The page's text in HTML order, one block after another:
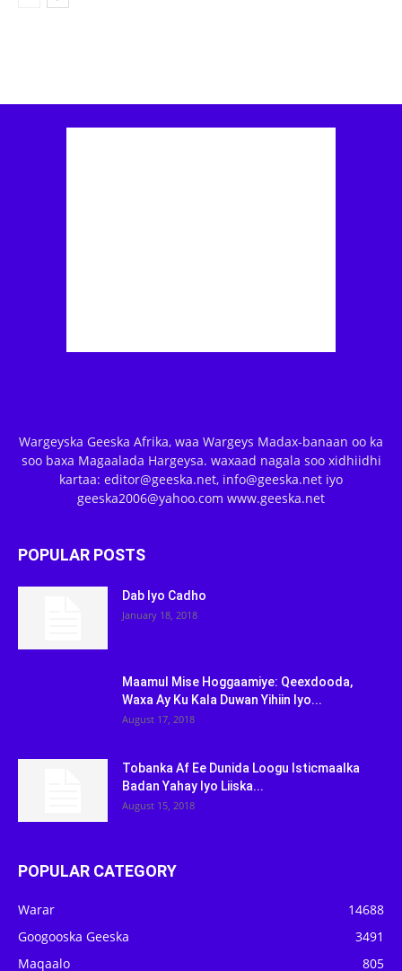
Wargeyska Geeska Afrika, waa Wargeys Madax-banaan oo ka
soo baxa Magaalada Hargeysa. waxaad nagala soo xidhiidhi
kartaa: editor@geeska.net, info@geeska.net iyo
geeska2006@yahoo.com www.geeska.net
POPULAR POSTS
Dab Iyo Cadho
January 18, 2018
Maamul Mise Hoggaamiye: Qeexdooda,
Waxa Ay Ku Kala Duwan Yihiin Iyo...
August 17, 2018
Tobanka Af Ee Dunida Loogu Isticmaalka
Badan Yahay Iyo Liiska...
August 15, 2018
POPULAR CATEGORY
Warar
14688
Googooska Geeska
3491
Maqaalo
805